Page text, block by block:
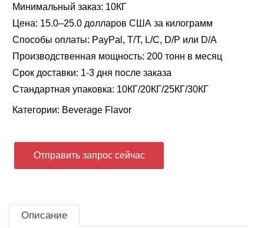
Минимальный заказ: 10КГ
Цена: 15.0–25.0 долларов США за килограмм
Способы оплаты: PayPal, T/T, L/C, D/P или D/A
Производственная мощность: 200 тонн в месяц
Срок доставки: 1-3 дня после заказа
Стандартная упаковка: 10КГ/20КГ/25КГ/30КГ
Категории: Beverage Flavor
Отправить запрос сейчас
Описание